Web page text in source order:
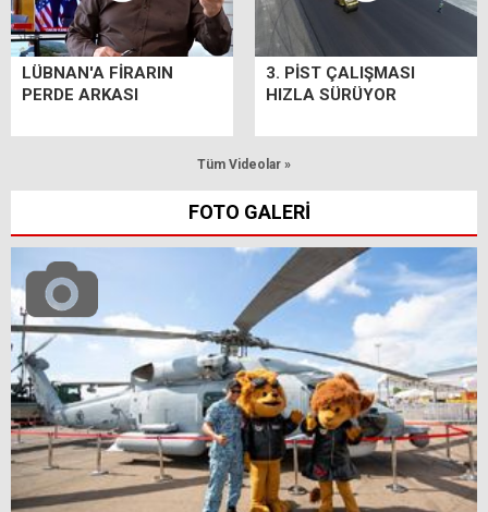
LÜBNAN'A FİRARIN
PERDE ARKASI
3. PİST ÇALIŞMASI
HIZLA SÜRÜYOR
Tüm Videolar »
FOTO GALERİ